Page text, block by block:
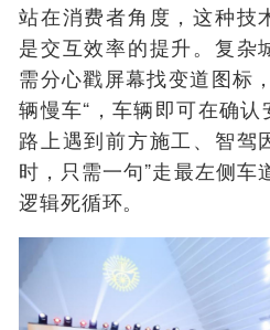
站在消费者角度，这种技
是交互效率的提升。复杂
需分心戳屏幕找变道图标
辆慢车“，车辆即可在确
路上遇到前方施工、智驾
时，只需一句”走最左侧车
逻辑死循环。